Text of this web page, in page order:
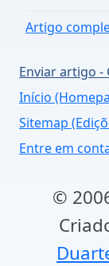
Artigo
Enviar artigo -
Início
Sitemap
Entre em
©